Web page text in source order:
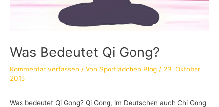
Was Bedeutet Qi Gong?
Kommentar verfassen / Von Sportlädchen Blog / 23. Oktober
2015
Was bedeutet Qi Gong? Qi Gong, im Deutschen auch Chi Gong